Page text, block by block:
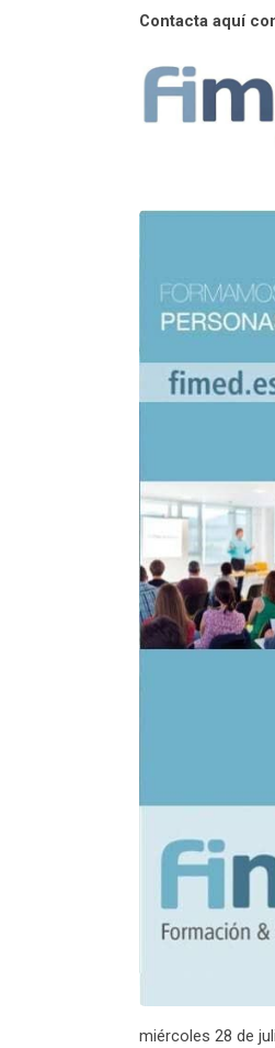
Contacta aquí
miércoles 28 de